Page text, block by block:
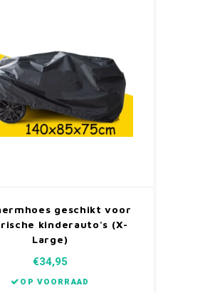
geschikt voor
kinderauto's (X-
Large)
€34,95
OP VOORRAAD